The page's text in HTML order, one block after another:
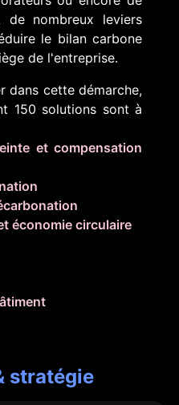
de nombreux leviers
le bilan carbone
de l'entreprise.
dans cette démarche,
150 solutions sont à
et compensation
économie circulaire
stratégie